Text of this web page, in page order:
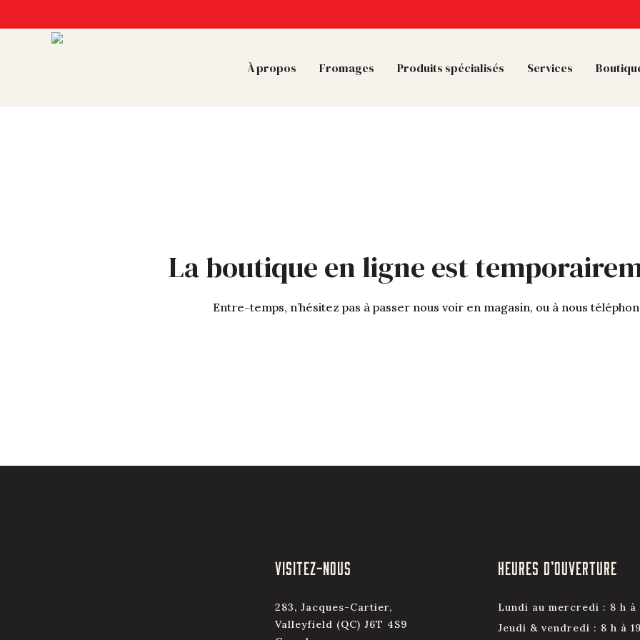
À propos Fromages Produits spécialisés Services
La boutique en ligne est
Entre-temps, n’hésitez pas à passer nous voir en magasin, ou à nous
VISITEZ-NOUS
283, Jacques-Cartier,
Valleyfield (QC) J6T 4S9
HEURES D’OUVERTURE
Lundi au mercredi : 8 h à
Jeudi & vendredi : 8 h à